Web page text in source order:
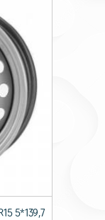
5*139,7